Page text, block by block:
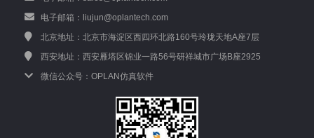
电子邮箱：liujun@oplantech.com
北京地址：北京市海淀区西四环北路160号玲珑天地A座7层
西安地址：西安雁塔区锦业一路56号研祥城市广场B座2925
微信公众号：OPLAN仿真软件